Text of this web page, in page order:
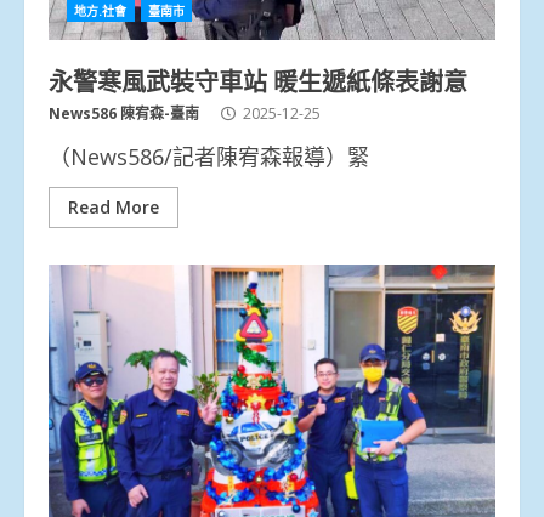
地方.社會 臺南市
永警寒風武裝守車站 暖生遞紙條表謝意
News586 陳宥森-臺南 2025-12-25
（News586/記者陳宥森報導）緊
Read More